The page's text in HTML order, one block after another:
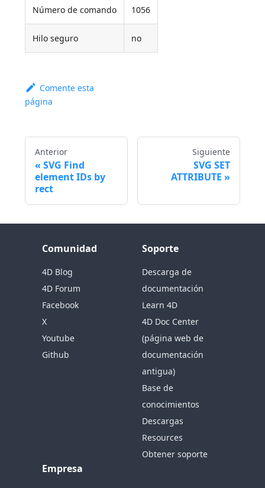
Número de comando 1056
Hilo seguro no
Comente esta
página
Anterior
SVG Find
element IDs by
rect
Siguiente
SVG SET
ATTRIBUTE
Comunidad
4D Blog
4D Forum
Facebook
X
Youtube
Github
Soporte
Descarga de
documentación
Learn 4D
4D Doc Center
(página web de
documentación
antigua)
Base de
conocimientos
Descargas
Resources
Obtener soporte
Empresa